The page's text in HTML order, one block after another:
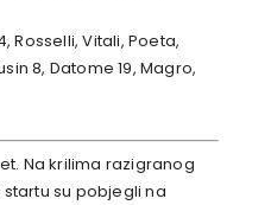
Rosselli, Vitali, Poeta,
8, Datome 19, Magro,
Na krilima razigranog
su pobjegli na